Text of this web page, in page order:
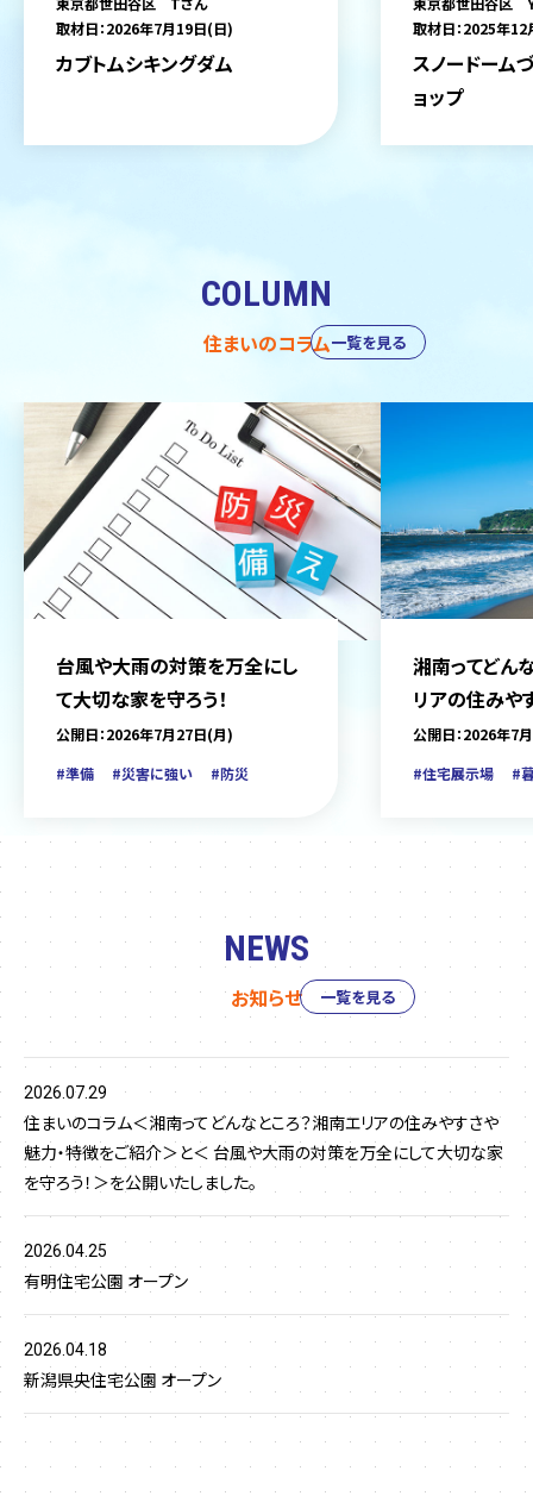
取材日：2026年7月19日(日)
カブトムシキングダム
取材日：2025年
スノードーム
ョップ
COLUMN
住まいのコラム
台風や大雨の対策を万全にし
て大切な家を守ろう！
公開日：2026年7月27日(月)
#準備
#災害に強い #防災
湘南ってどん
リアの住みや
をご紹介
公開日：2026年7
#住宅展示場
#
一覧を見る
NEWS
お知らせ
2026.07.29
住まいのコラム＜湘南ってどんなところ？湘南エリアの住みやすさや
魅力・特徴をご紹介＞と＜ 台風や大雨の対策を万全にして大切な家
を守ろう！＞を公開いたしました。
2026.04.25
有明住宅公園 オープン
2026.04.18
新潟県央住宅公園 オープン
一覧を見る